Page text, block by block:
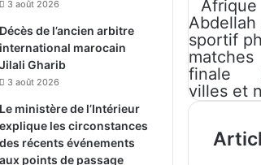
Afrique
Abdellah
sportif
matches
finale
villes et
3 août 2026
Décès de l’ancien arbitre
international marocain
Jilali Gharib
3 août 2026
Le ministère de l’Intérieur
explique les circonstances
des récents événements
aux points de passage